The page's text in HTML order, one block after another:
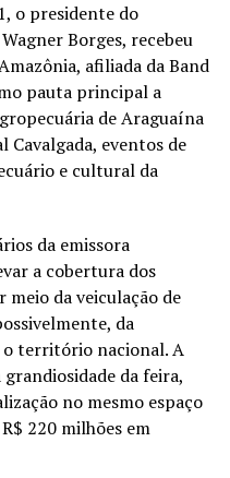
o presidente do
Borges, recebeu
afiliada da Band
pauta principal a
de Araguaína
Cavalgada, eventos de
e cultural da
da emissora
a cobertura dos
da veiculação de
da
o território nacional. A
da feira,
no mesmo espaço
220 milhões em